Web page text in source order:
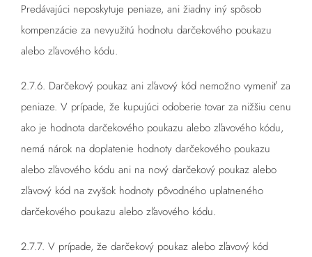
Predávajúci neposkytuje peniaze, ani žiadny iný spôsob
kompenzácie za nevyužitú hodnotu darčekového poukazu
alebo zľavového kódu.
2.7.6. Darčekový poukaz ani zľavový kód nemožno vymeniť za
peniaze. V prípade, že kupujúci odoberie tovar za nižšiu cenu
ako je hodnota darčekového poukazu alebo zľavového kódu,
nemá nárok na doplatenie hodnoty darčekového poukazu
alebo zľavového kódu ani na nový darčekový poukaz alebo
zľavový kód na zvyšok hodnoty pôvodného uplatneného
darčekového poukazu alebo zľavového kódu.
2.7.7. V prípade, že darčekový poukaz alebo zľavový kód